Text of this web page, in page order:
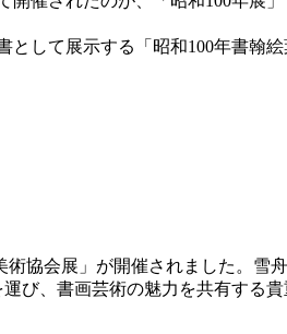
して展示する「昭和100年書翰
協会展」が開催されました。
び、書画芸術の魅力を共有する貴